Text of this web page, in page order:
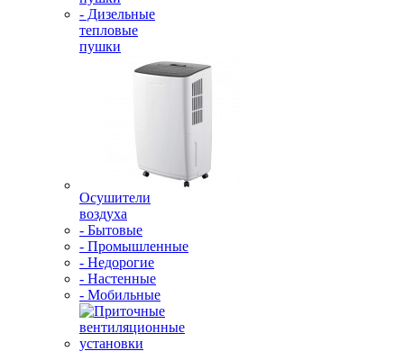
- Дизельные
тепловые
пушки
Осушители
воздуха
- Бытовые
- Промышленные
- Недорогие
- Настенные
- Мобильные